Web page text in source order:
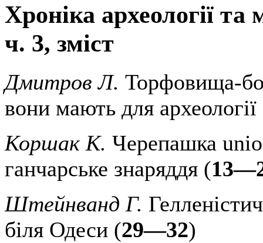
Хроніка археології та
ч. 3, зміст
Дмитров Л. Торфовища-
вони мають для археології
Коршак К. Черепашка unio
ганчарське знаряддя (
Штейнванд Г.
біля Одеси (29—32)